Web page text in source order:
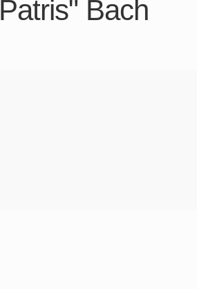
Patris" ​Bach